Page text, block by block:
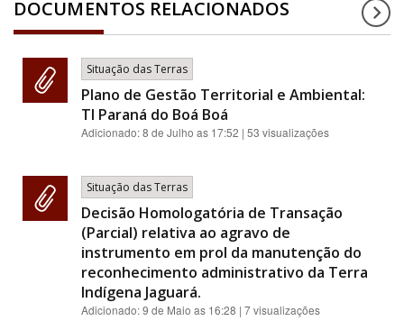
DOCUMENTOS RELACIONADOS
Situação das Terras
Plano de Gestão Territorial e Ambiental:
TI Paraná do Boá Boá
Adicionado:8 de Julho as 17:52 | 53 visualizações
Situação das Terras
Decisão Homologatória de Transação
(Parcial) relativa ao agravo de
instrumento em prol da manutenção do
reconhecimento administrativo da Terra
Indígena Jaguará.
Adicionado:9 de Maio as 16:28 | 7 visualizações